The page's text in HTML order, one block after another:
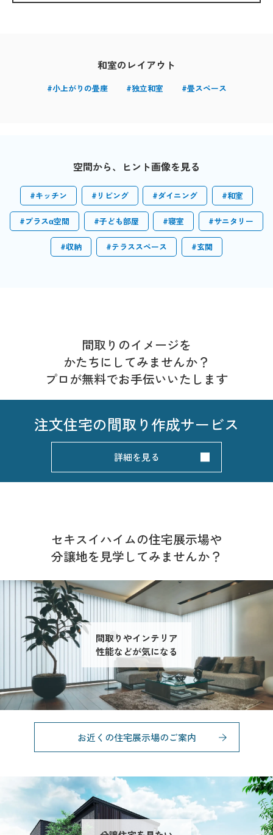
和室のレイアウト
#小上がりの畳座 #独立和室 #畳スペース
空間から、ヒント画像を見る
#キッチン #リビング #ダイニング #和室
#プラスα空間 #子ども部屋 #寝室 #サニタリー
#収納 #テラススペース #玄関
間取りのイメージを
かたちにしてみませんか？
プロが無料でお手伝いいたします
注文住宅の間取り作成サービス
詳細を見る
セキスイハイムの住宅展示場や
分譲地を見学してみませんか？
間取りやインテリア
性能などが気になる
お近くの住宅展示場のご案内